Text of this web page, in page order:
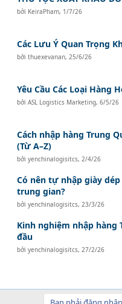
bởi KeiraPham, 1/7/26
Các Lưu Ý Quan Trọng
bởithuexevanan, 25/6/26
Yêu Cầu Các Loại Hàng
bởiASL Logistics Marketing,6/5/26
Cách nhập hàng Trung
(Từ A–Z)
bởiyenchinalogisitcs, 2/4/26
Có nên tự nhập giày
trung gian?
bởiyenchinalogisitcs, 23/3/26
Kinh nghiệm nhập
đầu
bởiyenchinalogisitcs, 27/2/26